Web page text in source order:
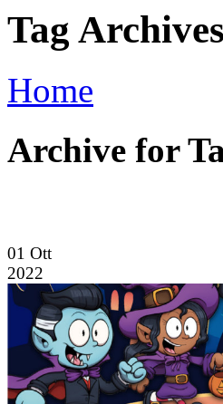
Tag
Home
Archive for
01 Ott
2022